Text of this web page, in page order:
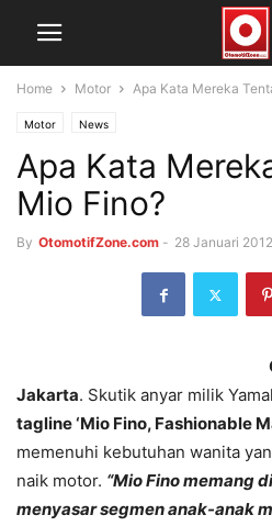
Home Motor Apa Kata Mereka
Motor News
Apa Kata
Mio Fino?
By OtomotifZone.com - 28 Januari 2012
Jakarta. Skutik anyar milik
tagline ‘Mio Fino, Fashionable
memenuhi kebutuhan wanita
naik motor. “Mio Fino memang
menyasar segmen anak-anak